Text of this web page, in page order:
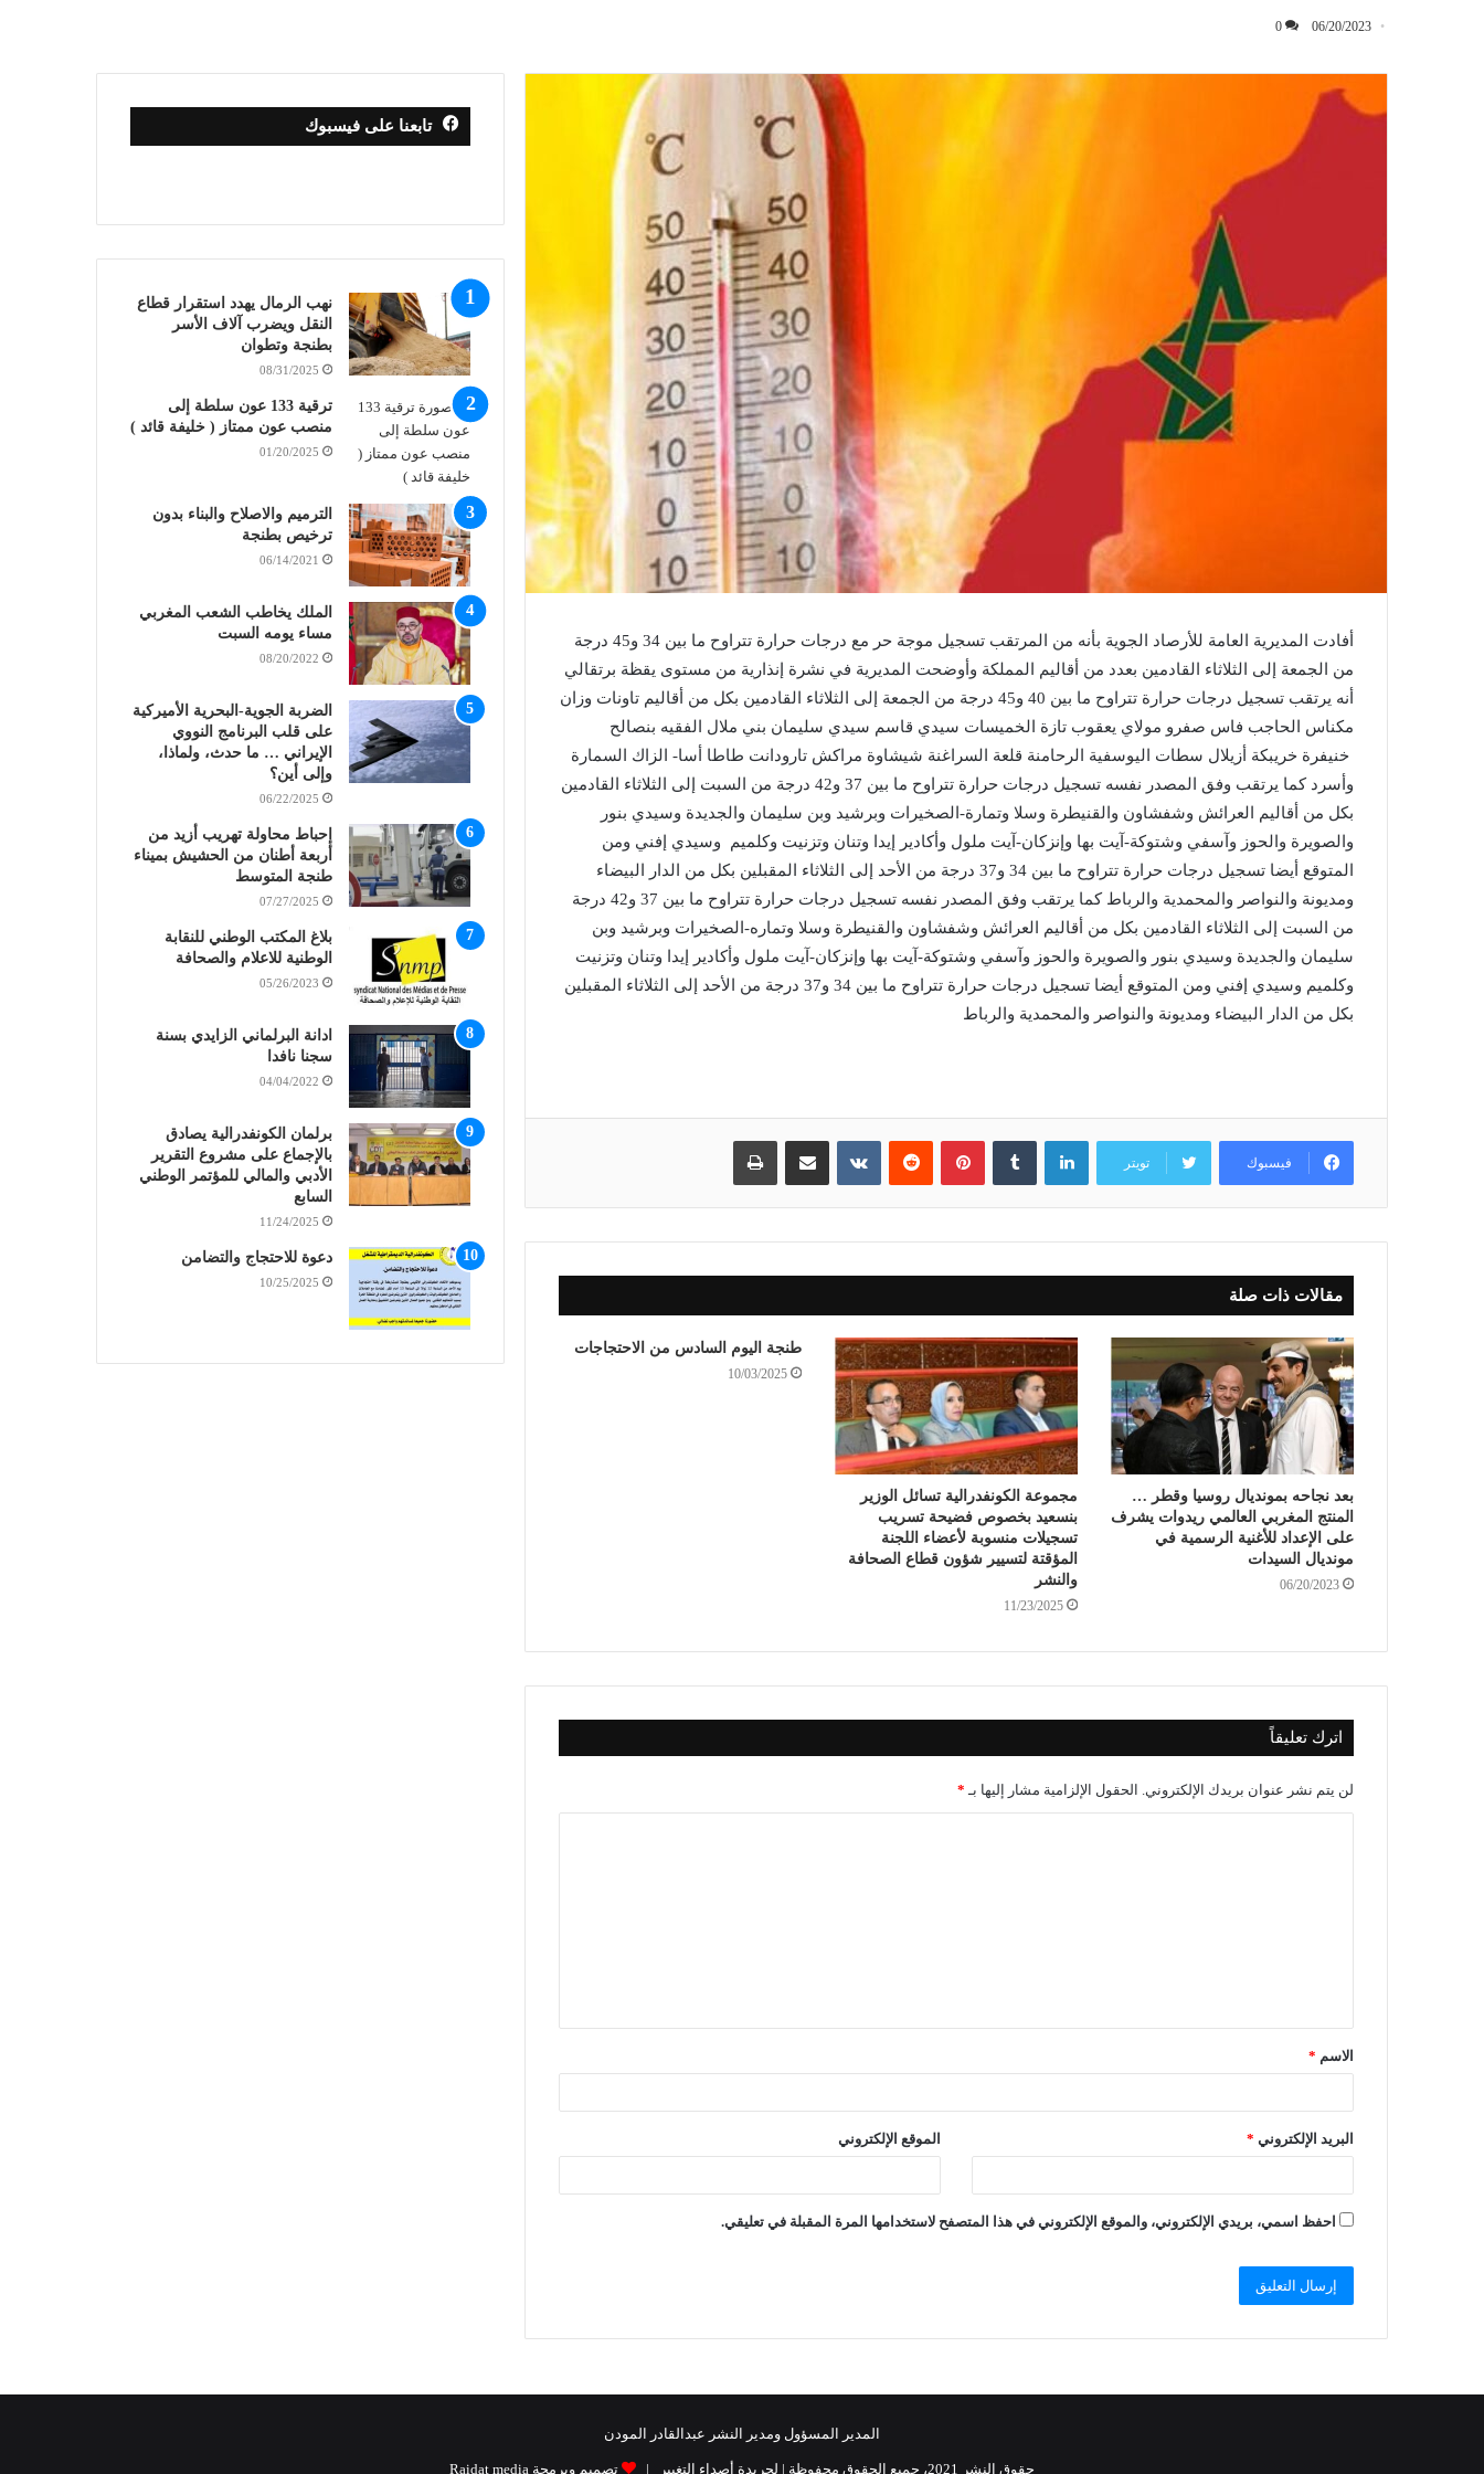
06/20/2023
0
أفادت المديرية العامة للأرصاد الجوية بأنه من المرتقب تسجيل موجة حر مع درجات حرارة تتراوح ما بين 34 و45 درجة
من الجمعة إلى الثلاثاء القادمين بعدد من أقاليم المملكة وأوضحت المديرية في نشرة إنذارية من مستوى يقظة برتقالي
أنه يرتقب تسجيل درجات حرارة تتراوح ما بين 40 و45 درجة من الجمعة إلى الثلاثاء القادمين بكل من أقاليم تاونات وزان
مكناس الحاجب فاس صفرو مولاي يعقوب تازة الخميسات سيدي قاسم سيدي سليمان بني ملال الفقيه بنصالح
خنيفرة خريبكة أزيلال سطات اليوسفية الرحامنة قلعة السراغنة شيشاوة مراكش تارودانت طاطا أسا- الزاك السمارة
وأسرد كما يرتقب وفق المصدر نفسه تسجيل درجات حرارة تتراوح ما بين 37 و42 درجة من السبت إلى الثلاثاء القادمين
بكل من أقاليم العرائش وشفشاون والقنيطرة وسلا وتمارة-الصخيرات وبرشيد وبن سليمان والجديدة وسيدي بنور
والصويرة والحوز وآسفي وشتوكة-آيت بها وإنزكان-آيت ملول وأكادير إيدا وتنان وتزنيت وكلميم وسيدي إفني ومن
المتوقع أيضا تسجيل درجات حرارة تتراوح ما بين 34 و37 درجة من الأحد إلى الثلاثاء المقبلين بكل من الدار البيضاء
ومديونة والنواصر والمحمدية والرباط كما يرتقب وفق المصدر نفسه تسجيل درجات حرارة تتراوح ما بين 37 و42 درجة
من السبت إلى الثلاثاء القادمين بكل من أقاليم العرائش وشفشاون والقنيطرة وسلا وتماره-الصخيرات وبرشيد وبن
سليمان والجديدة وسيدي بنور والصويرة والحوز وآسفي وشتوكة-آيت بها وإنزكان-آيت ملول وأكادير إيدا وتنان وتزنيت
وكلميم وسيدي إفني ومن المتوقع أيضا تسجيل درجات حرارة تتراوح ما بين 34 و37 درجة من الأحد إلى الثلاثاء المقبلين
بكل من الدار البيضاء ومديونة والنواصر والمحمدية والرباط
فيسبوك تويتر
لينكدإن بينتيريست مشاركة عبر البريد طباعة
مقالات ذات صلة
بعد نجاحه بمونديال روسيا وقطر …
المنتج المغربي العالمي ريدوات يشرف
على الإعداد للأغنية الرسمية في
مونديال السيدات
06/20/2023
مجموعة الكونفدرالية تسائل الوزير
بنسعيد بخصوص فضيحة تسريب
تسجيلات منسوبة لأعضاء اللجنة
المؤقتة لتسيير شؤون قطاع الصحافة
والنشر
11/23/2025
طنجة اليوم السادس من الاحتجاجات
10/03/2025
اترك تعليقاً
لن يتم نشر عنوان بريدك الإلكتروني. الحقول الإلزامية مشار إليها بـ *
الاسم *
البريد الإلكتروني * الموقع الإلكتروني
احفظ اسمي، بريدي الإلكتروني، والموقع الإلكتروني في هذا المتصفح لاستخدامها المرة المقبلة في تعليقي.
تابعنا على فيسبوك
نهب الرمال يهدد استقرار قطاع
النقل ويضرب آلاف الأسر
بطنجة وتطوان
08/31/2025
ترقية 133 عون سلطة إلى
منصب عون ممتاز ( خليفة قائد )
01/20/2025
الترميم والاصلاح والبناء بدون
ترخيص بطنجة
06/14/2021
الملك يخاطب الشعب المغربي
مساء يومه السبت
08/20/2022
الضربة الجوية-البحرية الأميركية
على قلب البرنامج النووي
الإيراني … ما حدث، ولماذا،
وإلى أين؟
06/22/2025
إحباط محاولة تهريب أزيد من
أربعة أطنان من الحشيش بميناء
طنجة المتوسط
07/27/2025
بلاغ المكتب الوطني للنقابة
الوطنية للاعلام والصحافة
05/26/2023
ادانة البرلماني الزايدي بسنة
سجنا نافدا
04/04/2022
برلمان الكونفدرالية يصادق
بالإجماع على مشروع التقرير
الأدبي والمالي للمؤتمر الوطني
السابع
11/24/2025
دعوة للاحتجاج والتضامن
10/25/2025
المدير المسؤول ومدير النشر عبدالقادر المودن
حقوق النشر 2021، جميع الحقوق محفوظة | لجريدة أصداء التغيير | تصميم وبرمجة Raidat media